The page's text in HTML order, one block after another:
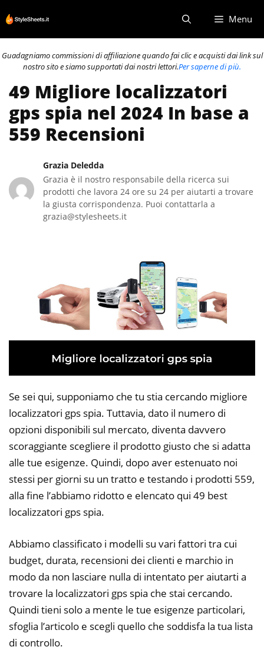
al
contenuto
Menu
Guadagniamo commissioni di affiliazione quando fai clic e acquisti dai link sul
nostro sito e siamo supportati dai nostri lettori.Per saperne di più.
49 Migliore localizzatori
gps spia nel 2024 In base a
559 Recensioni
Grazia Deledda
Grazia è il nostro responsabile della ricerca sui
prodotti che lavora 24 ore su 24 per aiutarti a trovare
la giusta corrispondenza. Puoi contattarla a
grazia@stylesheets.it
Se sei qui, supponiamo che tu stia cercando migliore
localizzatori gps spia. Tuttavia, dato il numero di
opzioni disponibili sul mercato, diventa davvero
scoraggiante scegliere il prodotto giusto che si adatta
alle tue esigenze. Quindi, dopo aver estenuato noi
stessi per giorni su un tratto e testando i prodotti 559,
alla fine l’abbiamo ridotto e elencato qui 49 best
localizzatori gps spia.
Abbiamo classificato i modelli su vari fattori tra cui
budget, durata, recensioni dei clienti e marchio in
modo da non lasciare nulla di intentato per aiutarti a
trovare la localizzatori gps spia che stai cercando.
Quindi tieni solo a mente le tue esigenze particolari,
sfoglia l’articolo e scegli quello che soddisfa la tua lista
di controllo.